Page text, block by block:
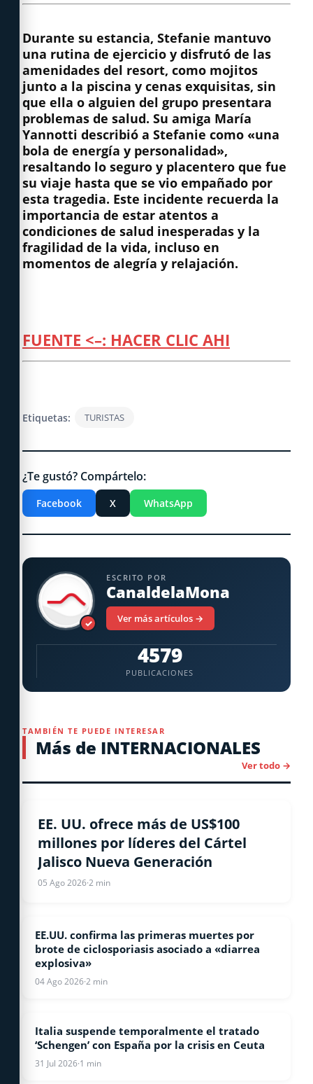
Durante su estancia, Stefanie mantuvo
una rutina de ejercicio y disfrutó de las
amenidades del resort, como mojitos
junto a la piscina y cenas exquisitas, sin
que ella o alguien del grupo presentara
problemas de salud. Su amiga María
Yannotti describió a Stefanie como «una
bola de energía y personalidad»,
resaltando lo seguro y placentero que fue
su viaje hasta que se vio empañado por
esta tragedia. Este incidente recuerda la
importancia de estar atentos a
condiciones de salud inesperadas y la
fragilidad de la vida, incluso en
momentos de alegría y relajación.
FUENTE <–: HACER CLIC AHI
Etiquetas: TURISTAS
¿Te gustó? Compártelo:
Facebook X WhatsApp
✓
ESCRITO POR
CanaldelaMona
Ver más artículos →
4579
PUBLICACIONES
TAMBIÉN TE PUEDE INTERESAR
Más de INTERNACIONALES
Ver todo →
ESTADOS UNIDOS
EE. UU. ofrece más de US$100
millones por líderes del Cártel
Jalisco Nueva Generación
05 Ago 2026·2 min
ESTADOS UNIDOS
EE.UU. confirma las primeras muertes por
brote de ciclosporiasis asociado a «diarrea
explosiva»
04 Ago 2026·2 min
INTERNACIONALES
Italia suspende temporalmente el tratado
‘Schengen’ con España por la crisis en Ceuta
31 Jul 2026·1 min